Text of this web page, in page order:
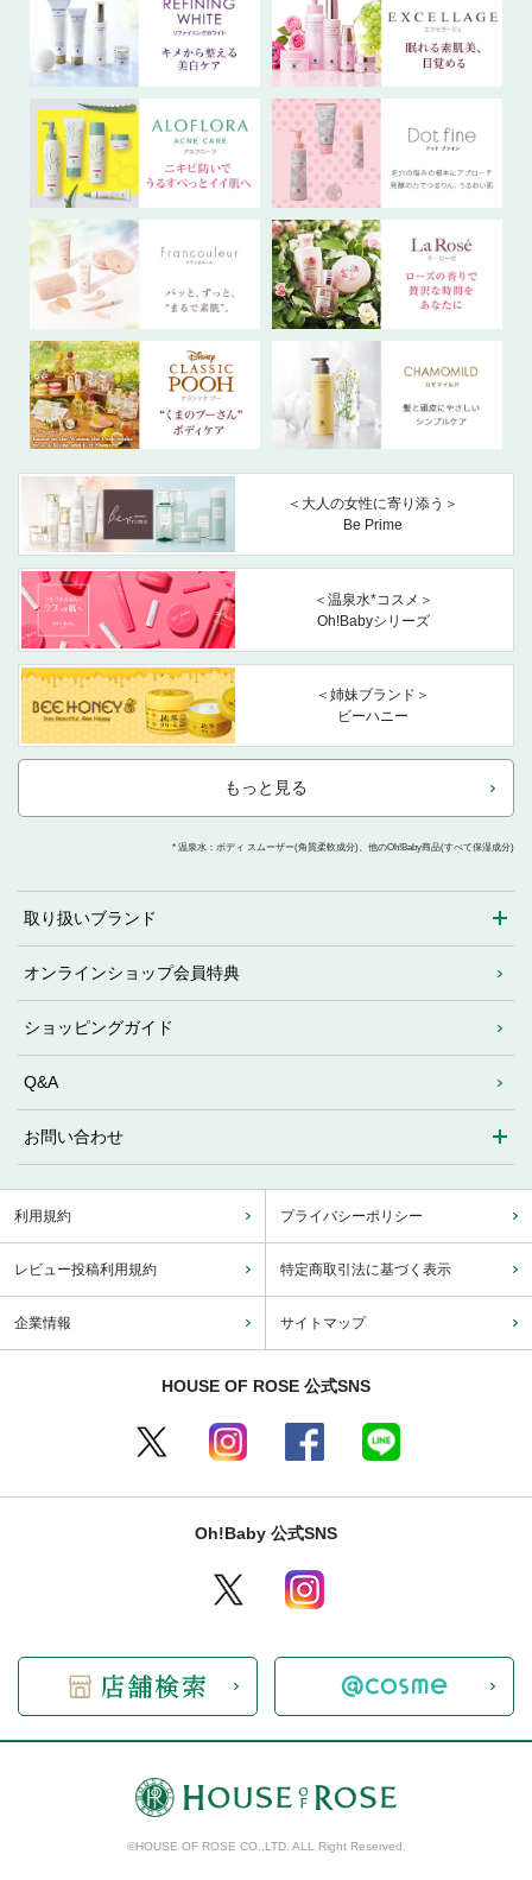
＜大人の女性に寄り添う＞
Be Prime
＜温泉水*コスメ＞
Oh!Babyシリーズ
＜姉妹ブランド＞
ビーハニー
もっと見る
* 温泉水：ボディ スムーザー(角質柔軟成分)、他のOh!Baby商品(すべて保湿成分)
取り扱いブランド
オンラインショップ会員特典
ショッピングガイド
Q&A
お問い合わせ
利用規約 プライバシーポリシー
レビュー投稿利用規約 特定商取引法に基づく表示
企業情報 サイトマップ
HOUSE OF ROSE 公式SNS
Oh!Baby 公式SNS
©HOUSE OF ROSE CO.,LTD. ALL Right Reserved.